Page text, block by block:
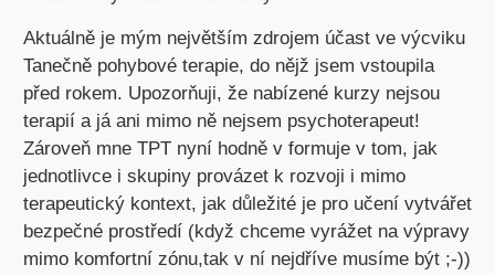
Aktuálně je mým největším zdrojem účast ve výcviku
Tanečně pohybové terapie, do nějž jsem vstoupila
před rokem. Upozorňuji, že nabízené kurzy nejsou
terapií a já ani mimo ně nejsem psychoterapeut!
Zároveň mne TPT nyní hodně v formuje v tom, jak
jednotlivce i skupiny provázet k rozvoji i mimo
terapeutický kontext, jak důležité je pro učení vytvářet
bezpečné prostředí (když chceme vyrážet na výpravy
mimo komfortní zónu,tak v ní nejdříve musíme být ;-))